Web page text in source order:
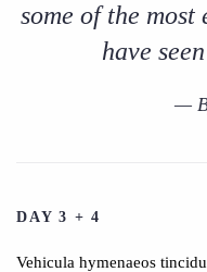
some of the
have
DAY 3 + 4
Vehicula hymenaeos